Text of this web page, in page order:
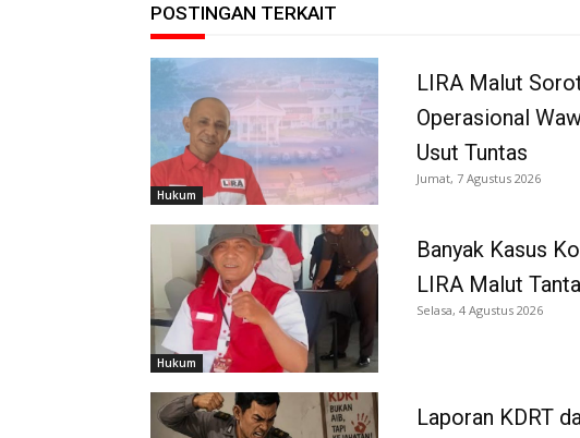
POSTINGAN TERKAIT
Hukum
LIRA Malut
Operasional
Usut Tuntas
Jumat, 7 Agustus 2026
Hukum
Banyak Kasus
LIRA Malut
Selasa, 4 Agustus 2026
Laporan KDRT